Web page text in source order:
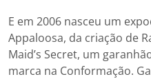
E em 2006 nasceu um
Appaloosa, da criação de
Maid’s Secret, um
marca na Conformação.